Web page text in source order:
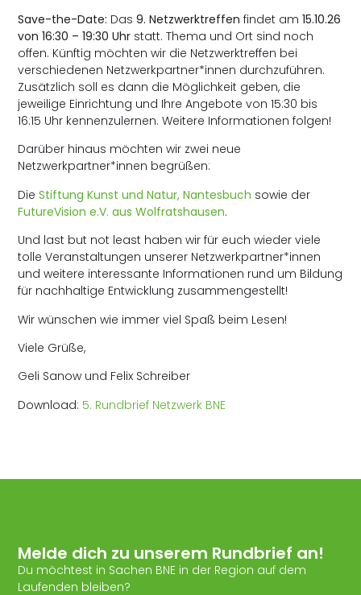
Save-the-Date: Das9. Netzwerktreffenfindet am15.10.26
von 16:30 – 19:30 Uhr statt. Thema und Ort sind noch
offen. Künftig möchten wir die Netzwerktreffen bei
verschiedenen Netzwerkpartner*innen durchzuführen.
Zusätzlich soll es dann die Möglichkeit geben, die
jeweilige Einrichtung und Ihre Angebote von 15:30 bis
16:15 Uhr kennenzulernen. Weitere Informationen folgen!
Darüber hinaus möchten wir zwei neue
Netzwerkpartner*innen begrüßen:
DieStiftung Kunst und Natur, Nantesbuch sowie der
FutureVision e.V. aus Wolfratshausen.
Und last but not least haben wir für euch wieder viele
tolle Veranstaltungen unserer Netzwerkpartner*innen
und weitere interessante Informationen rund um Bildung
für nachhaltige Entwicklung zusammengestellt!
Wir wünschen wie immer viel Spaß beim Lesen!
Viele Grüße,
Geli Sanow und Felix Schreiber
Download: 5. Rundbrief Netzwerk BNE
Melde dich zu unserem Rundbrief an!
Du möchtest in Sachen BNE in der Region auf dem
Laufenden bleiben?